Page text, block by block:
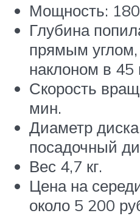
Мощность:
Глубина
прямым
наклоном в 45
Скорость
мин.
Диаметр
посадочный
Вес 4,7 кг.
Цена на
около 5 200